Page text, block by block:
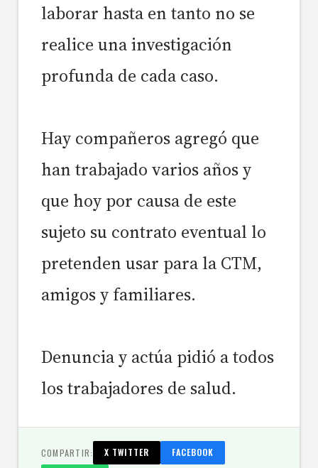
laborar hasta en tanto no se
realice una investigación
profunda de cada caso.
Hay compañeros agregó que
han trabajado varios años y
que hoy por causa de este
sujeto su contrato eventual lo
pretenden usar para la CTM,
amigos y familiares.
Denuncia y actúa pidió a todos
los trabajadores de salud.
COMPARTIR: X TWITTER
FACEBOOK